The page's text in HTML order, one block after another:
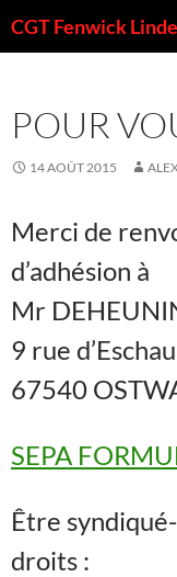
auCGT Fenwick Linde
POUR
14 AOÛT 2015
Merci de
d’adhésion à
Mr
9 rue d’Eschau
67540
SEPA
Être
droits :